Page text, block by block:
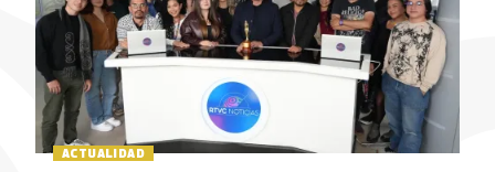
ACTUALIDAD